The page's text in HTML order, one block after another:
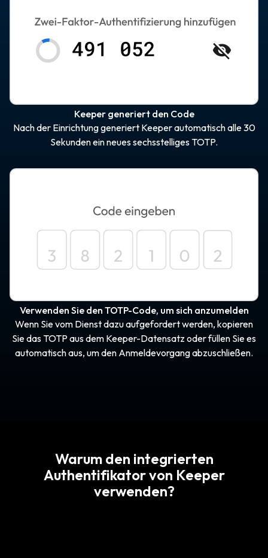
Keeper generiert den Code
Nach der Einrichtung generiert Keeper automatisch alle 30
Sekunden ein neues sechsstelliges TOTP.
Verwenden Sie den TOTP-Code, um sich anzumelden
Wenn Sie vom Dienst dazu aufgefordert werden, kopieren
Sie das TOTP aus dem Keeper-Datensatz oder füllen Sie es
automatisch aus, um den Anmeldevorgang abzuschließen.
Warum den integrierten
Authentifikator von Keeper
verwenden?